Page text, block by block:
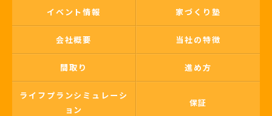
イベント情報 家づくり塾
会社概要 当社の特徴
間取り 進め方
ライフプランシミュレーシ
ョン
保証